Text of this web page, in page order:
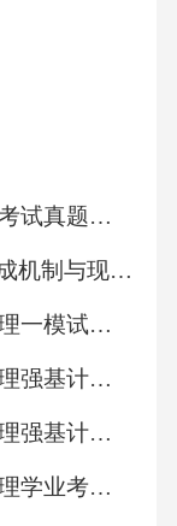
2026年养老护理员职业资格考试真题试卷及答案（五）
城市青年网络社交依赖的形成机制与现实社交重建路径-基于青年社交媒体使用状况调查的实证分析
2026年湖北省洪湖市高考物理一模试卷带答案详解（突破训练）
2026年山西省汾阳市高考物理强基计划考试卷【典优】附答案详解
2026年云南省景洪市高考物理强基计划测试卷含答案详解（研优卷）
2025年吉林省榆树市高考物理学业考试测试卷带答案详解（研优卷）